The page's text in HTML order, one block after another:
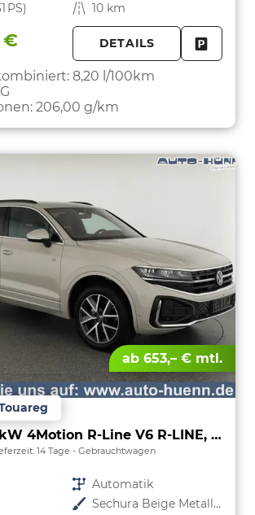
PS) Kilometerstand 10 km
€ DETAILS
8,20 l/100km
G
206,00 g/km
ab 653,– € mtl.
3.0 TDI 210 kW 4Motion R-Line V6 R-LINE, Luft, Area, AHK, Leder
14 Tage Gebrauchtwagen
Getriebe Automatik
Außenfarbe
Sechura Beige Metallic